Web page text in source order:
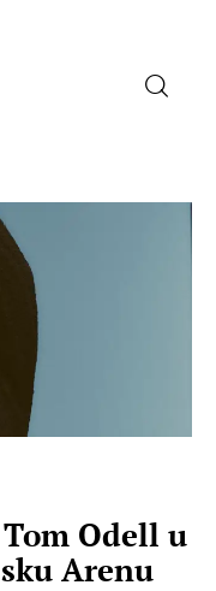
Odell u
Arenu